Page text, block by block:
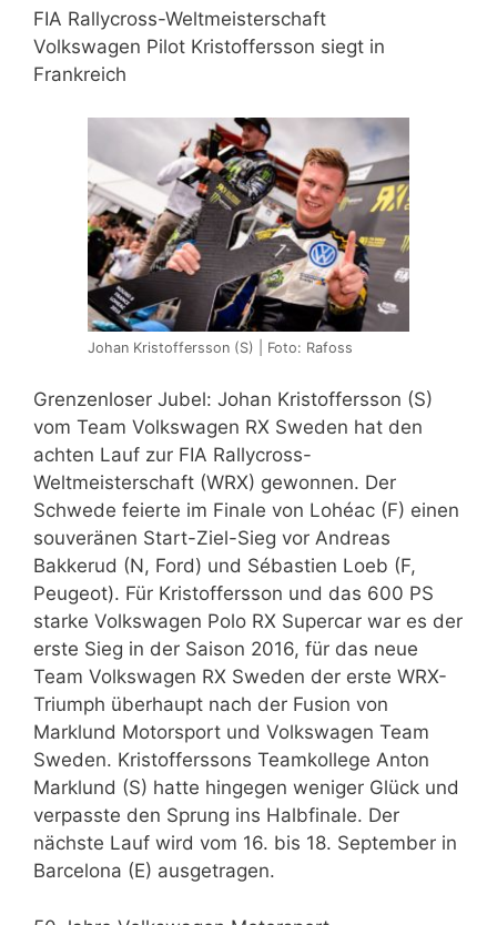
FIA Rallycross-Weltmeisterschaft
Volkswagen Pilot Kristoffersson siegt in
Frankreich
Johan Kristoffersson (S) | Foto: Rafoss
Grenzenloser Jubel: Johan Kristoffersson (S)
vom Team Volkswagen RX Sweden hat den
achten Lauf zur FIA Rallycross-
Weltmeisterschaft (WRX) gewonnen. Der
Schwede feierte im Finale von Lohéac (F) einen
souveränen Start-Ziel-Sieg vor Andreas
Bakkerud (N, Ford) und Sébastien Loeb (F,
Peugeot). Für Kristoffersson und das 600 PS
starke Volkswagen Polo RX Supercar war es der
erste Sieg in der Saison 2016, für das neue
Team Volkswagen RX Sweden der erste WRX-
Triumph überhaupt nach der Fusion von
Marklund Motorsport und Volkswagen Team
Sweden. Kristofferssons Teamkollege Anton
Marklund (S) hatte hingegen weniger Glück und
verpasste den Sprung ins Halbfinale. Der
nächste Lauf wird vom 16. bis 18. September in
Barcelona (E) ausgetragen.